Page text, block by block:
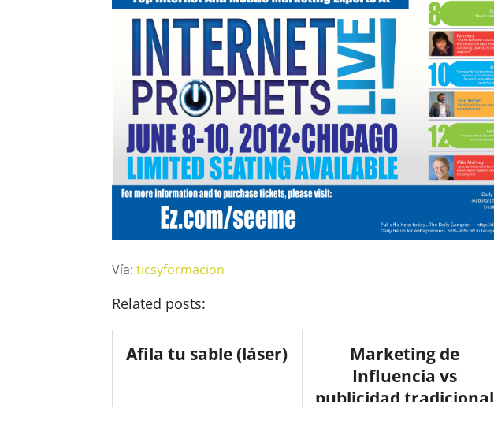
Vía: ticsyformacion
Related posts:
Afila tu sable (láser)
Marketing de
Influencia vs
publicidad tradicional